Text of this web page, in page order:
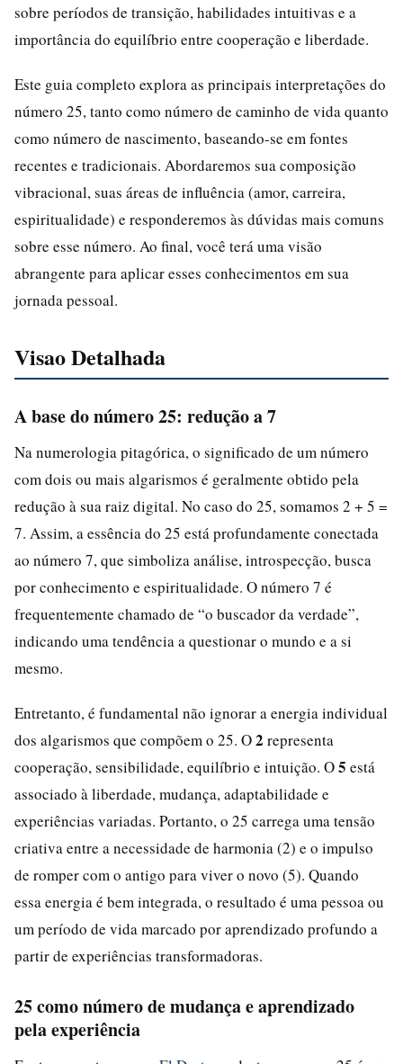
sobre períodos de transição, habilidades intuitivas e a
importância do equilíbrio entre cooperação e liberdade.
Este guia completo explora as principais interpretações do
número 25, tanto como número de caminho de vida quanto
como número de nascimento, baseando-se em fontes
recentes e tradicionais. Abordaremos sua composição
vibracional, suas áreas de influência (amor, carreira,
espiritualidade) e responderemos às dúvidas mais comuns
sobre esse número. Ao final, você terá uma visão
abrangente para aplicar esses conhecimentos em sua
jornada pessoal.
Visao Detalhada
A base do número 25: redução a 7
Na numerologia pitagórica, o significado de um número
com dois ou mais algarismos é geralmente obtido pela
redução à sua raiz digital. No caso do 25, somamos 2 + 5 =
7. Assim, a essência do 25 está profundamente conectada
ao número 7, que simboliza análise, introspecção, busca
por conhecimento e espiritualidade. O número 7 é
frequentemente chamado de “o buscador da verdade”,
indicando uma tendência a questionar o mundo e a si
mesmo.
Entretanto, é fundamental não ignorar a energia individual
dos algarismos que compõem o 25. O2 representa
cooperação, sensibilidade, equilíbrio e intuição. O5 está
associado à liberdade, mudança, adaptabilidade e
experiências variadas. Portanto, o 25 carrega uma tensão
criativa entre a necessidade de harmonia (2) e o impulso
de romper com o antigo para viver o novo (5). Quando
essa energia é bem integrada, o resultado é uma pessoa ou
um período de vida marcado por aprendizado profundo a
partir de experiências transformadoras.
25 como número de mudança e aprendizado
pela experiência